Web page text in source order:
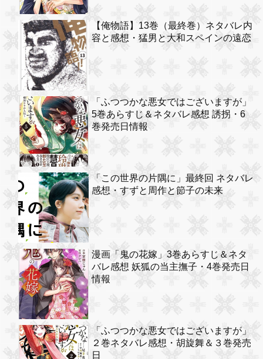
【俺物語】13巻（最終巻）ネタバレ内
容と感想・猛男と大和スペインの遠恋
「ふつつかな悪女ではございますが」
5巻あらすじ＆ネタバレ感想 誘拐・6
巻発売日情報
「この世界の片隅に」最終回 ネタバレ
感想・すずと周作と節子の未来
漫画「鬼の花嫁」3巻あらすじ＆ネタ
バレ感想 妖狐の当主撫子・4巻発売日
情報
「ふつつかな悪女ではございますが」
２巻ネタバレ感想・胡旋舞＆３巻発売
日